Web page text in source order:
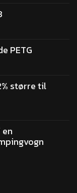
PETG
større til